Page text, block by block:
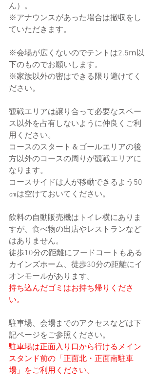
ん）。
※アナウンスがあった場合は撤収をし
ていただきます。
※会場が広くないのでテントは2.5ⅿ以
下のものでお願いします。
※家族以外の密はできる限り避けてく
ださい。
観戦エリアは譲り合って必要なスペー
ス以外を占有しないように仲良くご利
用ください。
コースのスタート＆ゴールエリアの後
方以外のコースの周りが観戦エリアに
なります。
コースサイドは人が移動できるよう50
㎝は空けておいてください。
飲料の自動販売機はトイレ横にありま
すが、食べ物の出店やレストランなど
はありません。
徒歩10分の距離にフードコートもある
カインズホーム、徒歩30分の距離にイ
オンモールがあります。
持ち込んだゴミはお持ち帰りくださ
い。
駐車場、会場までのアクセスなどは下
記ページをご参照ください。
駐車場は正面入り口から行けるメイン
スタンド前の「正面北・正面南駐車
場」をご利用ください。